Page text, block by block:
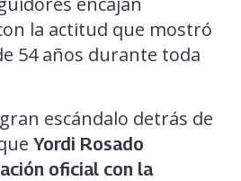
la actitud que mostró
54 años durante toda
escándalo detrás de
Yordi Rosado
oficial con la